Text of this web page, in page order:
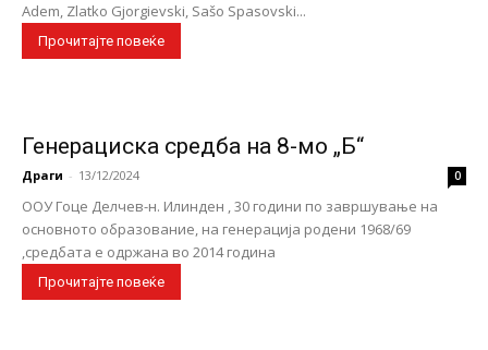
Adem, Zlatko Gjorgievski, Sašo Spasovski...
Прочитајте повеќе
Генерациска средба на 8-мо „Б“
Драги - 13/12/2024 0
ООУ Гоце Делчев-н. Илинден , 30 години по завршување на
основното образование, на генерација родени 1968/69
,средбата е одржана во 2014 година
Прочитајте повеќе